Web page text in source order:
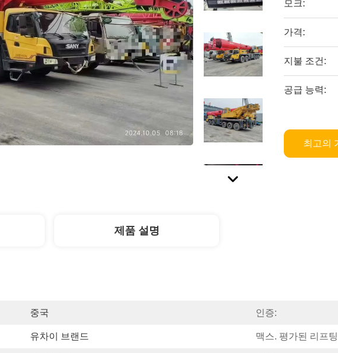
모크:
가격:
지불 조건:
공급 능력:
최고의
제품 설명
중국 인증:
유차이 브랜드 맥스. 평가된 리프